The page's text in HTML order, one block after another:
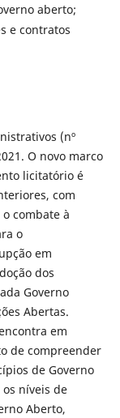
aberto;
e contratos
(nº
O novo marco
licitatório é
com
combate à
o
em
dos
Governo
Abertas.
em
de compreender
de Governo
níveis de
Aberto,